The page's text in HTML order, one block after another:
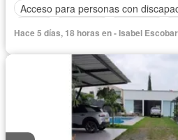
Acceso para personas con
Cuarto de servicio
Piscina
Hace 5 días, 18 horas en - Isabel